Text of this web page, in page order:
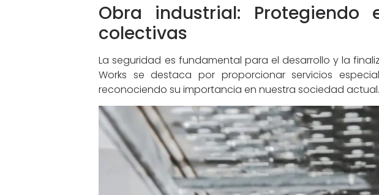
Obra industrial: Protegiendo
colectivas
La seguridad es fundamental para el desarrollo y la
Works se destaca por proporcionar servicios
reconociendo su importancia en nuestra sociedad actual.